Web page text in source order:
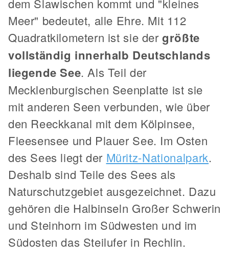
Meer" bedeutet, alle Ehre. Mit 112
Quadratkilometern ist sie dergrößte
vollständig innerhalb Deutschlands
liegende See. Als Teil der
Mecklenburgischen Seenplatte ist sie
mit anderen Seen verbunden, wie über
den Reeckkanal mit dem Kölpinsee,
Fleesensee und Plauer See. Im Osten
des Sees liegt der Müritz-Nationalpark.
Deshalb sind Teile des Sees als
Naturschutzgebiet ausgezeichnet. Dazu
gehören die Halbinseln Großer Schwerin
und Steinhorn im Südwesten und im
Südosten das Steilufer in Rechlin.